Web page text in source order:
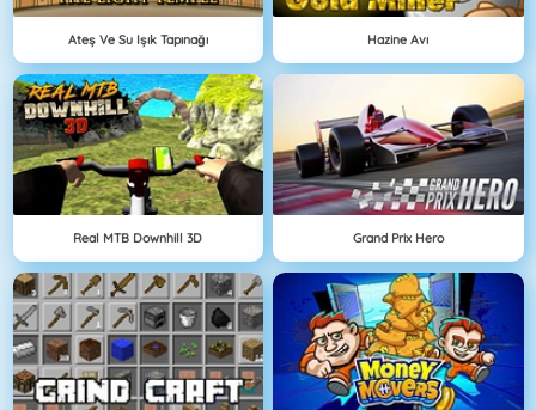
Ateş Ve Su Işık Tapınağı Hazine Avı
Real MTB Downhill 3D Grand Prix Hero